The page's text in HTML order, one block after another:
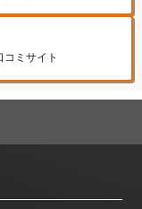
ミサイト